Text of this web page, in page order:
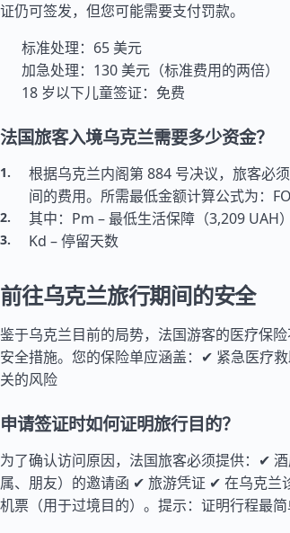
证仍可签发，但您可能需要支付罚款。
标准处理：65 美元
加急处理：130 美元（标准费用的两倍）
18 岁以下儿童签证：免费
法国旅客入境乌克兰需要多少资金？
根据乌克兰内阁第 884 号决议，旅客必
间的费用。所需最低金额计算公式为：
其中：Pm – 最低生活保障（3,209 UAH）
Kd – 停留天数
前往乌克兰旅行期间的安全
鉴于乌克兰目前的局势， 法国游客的医疗保
安全措施。您的保险单应涵盖：✔ 紧急医疗
关的风险
申请签证时如何证明旅行目的？
为了确认访问原因，法国旅客必须提供：✔
属、朋友）的邀请函 ✔ 旅游凭证 ✔ 在乌克兰
机票（用于过境目的）。提示：证明行程最简